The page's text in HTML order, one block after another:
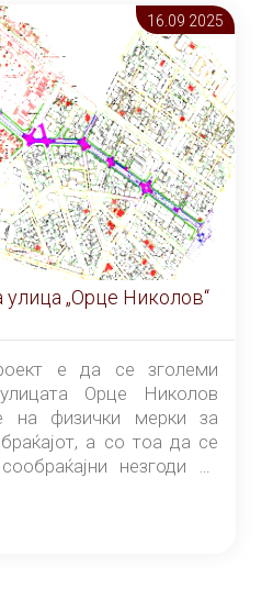
16.09 2025
улица „Орце Николов“
е да се зголеми
Орце Николов
на физички мерки за
а со тоа да се
незгоди на